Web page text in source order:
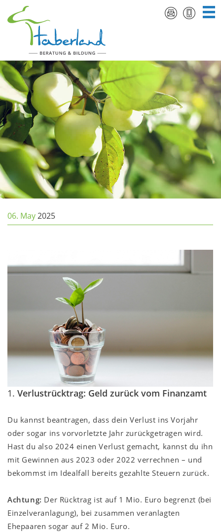
06. May2025
1. Verlustrücktrag: Geld zurück vom Finanzamt
Du kannst beantragen, dass dein Verlust ins Vorjahr
oder sogar ins vorvorletzte Jahr zurückgetragen wird.
Hast du also 2024 einen Verlust gemacht, kannst du ihn
mit Gewinnen aus 2023 oder 2022 verrechnen – und
bekommst im Idealfall bereits gezahlte Steuern zurück.
Achtung: Der Rücktrag ist auf 1 Mio. Euro begrenzt (bei
Einzelveranlagung), bei zusammen veranlagten
Ehepaaren sogar auf 2 Mio. Euro.